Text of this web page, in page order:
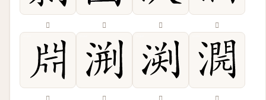
𠝃 𡆼 𣴸 𣴺